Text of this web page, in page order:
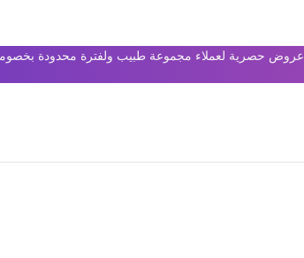
عروض حصرية لعملاء مجموعة طبيب ولفترة محدودة بخصومات